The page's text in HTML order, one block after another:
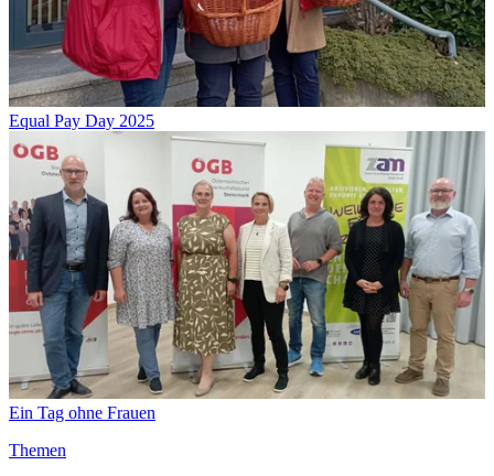
Equal Pay Day 2025
Ein Tag ohne Frauen
Themen